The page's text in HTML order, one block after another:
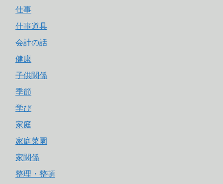
仕事
仕事道具
会計の話
健康
子供関係
季節
学び
家庭
家庭菜園
家関係
整理・整頓